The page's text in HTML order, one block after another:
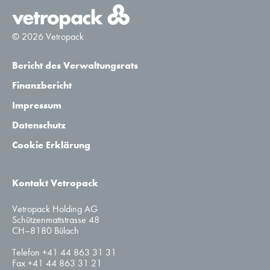
© 2026 Vetropack
Bericht des Verwaltungsrats
Finanzbericht
Impressum
Datenschutz
Cookie Erklärung
Kontakt Vetropack
Vetropack Holding AG
Schützenmattstrasse 48
CH–8180 Bülach
Telefon +41 44 863 31 31
Fax +41 44 863 31 21